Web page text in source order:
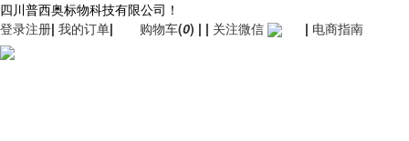
四川普西奥标物科技有限公司！
登录注册| 我的订单| 购物车(0) | | 关注微信 | 电商指南